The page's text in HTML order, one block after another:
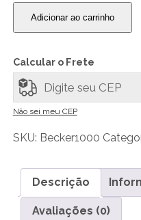
ml
quantidade
Adicionar ao carrinho
Calcular o Frete
Não sei meu CEP
SKU: Becker1000
Descrição
Avaliações (0)